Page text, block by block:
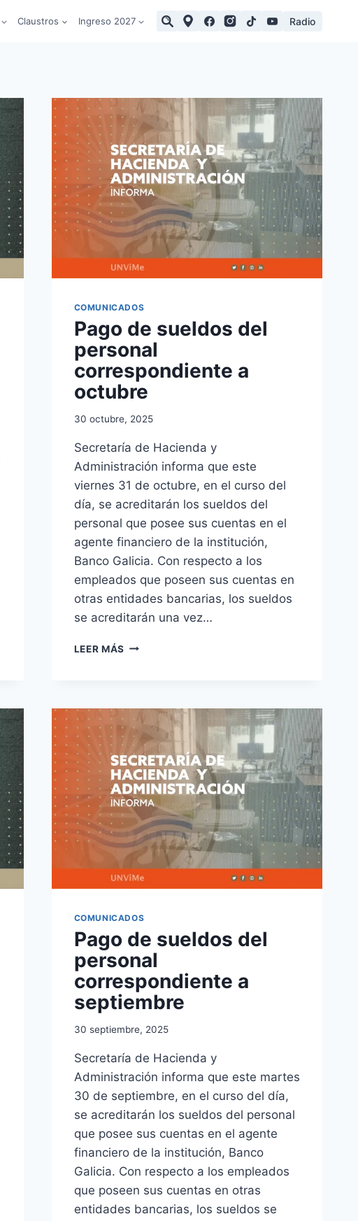
Claustros Ingreso 2027 Radio
COMUNICADOS
Pago de sueldos del
personal
correspondiente a
octubre
30 octubre, 2025
Secretaría de Hacienda y
Administración informa que este
viernes 31 de octubre, en el curso del
día, se acreditarán los sueldos del
personal que posee sus cuentas en el
agente financiero de la institución,
Banco Galicia. Con respecto a los
empleados que poseen sus cuentas en
otras entidades bancarias, los sueldos
se acreditarán una vez…
LEER MÁS PAGO
CORRESPONDIENTE
OCTUBRE
COMUNICADOS
Pago de sueldos del
personal
correspondiente a
septiembre
30 septiembre, 2025
Secretaría de Hacienda y
Administración informa que este martes
30 de septiembre, en el curso del día,
se acreditarán los sueldos del personal
que posee sus cuentas en el agente
financiero de la institución, Banco
Galicia. Con respecto a los empleados
que poseen sus cuentas en otras
entidades bancarias, los sueldos se